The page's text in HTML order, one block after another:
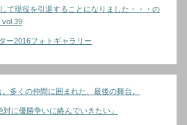
て現役を引退することになりました・・・の
vol.39
ー2016フォトギャラリー
多くの仲間に囲まれた、最後の舞台。
対に優勝争いに絡んでいきたい」